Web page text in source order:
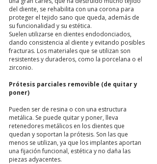
del diente, se rehabilita con una corona para
proteger el tejido sano que queda, además de
su funcionalidad y su estética.
Suelen utilizarse en dientes endodonciados,
dando consistencia al diente y evitando posibles
fracturas. Los materiales que se utilizan son
resistentes y duraderos, como la porcelana o el
zirconio.
Prótesis parciales removible (de quitar y
poner)
Pueden ser de resina o con una estructura
metálica. Se puede quitar y poner, lleva
retenedores metálicos en los dientes que
quedan y soportan la prótesis. Son las que
menos se utilizan, ya que los implantes aportan
una fijación funcional, estética y no daña las
piezas adyacentes.